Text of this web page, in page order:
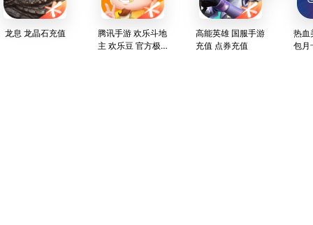
龙息 龙晶石充值
腾讯手游 欢乐斗地
主 欢乐豆 官方极
高能英雄 国服手游
充值 点券充值
热血
包月